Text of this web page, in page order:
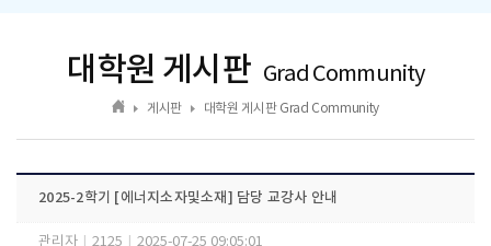
대학원 게시판 Grad Community
게시판 대학원 게시판 Grad Community
2025-2학기 [에너지소자및소재] 담당 교강사 안내
관리자 2125 2025-07-25 09:05:01